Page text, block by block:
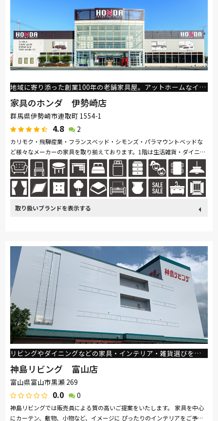
地域に寄り添った創業100年の老舗家具屋。アットホームなインテリア総合ショップです。
家具のホンダ 伊勢崎店
群馬県伊勢崎市連取町 1554-1
4.8 2
カリモク・飛騨産業・フランスベッド・シモンズ・パラマウントベッドな
ど様々なメーカーの家具を取り揃えております。1階は生活雑貨・ダイニン
グセット・食器棚・座椅子・オフィスチェア・デスク・カーテンなど。2
階...続きを読む
飛騨の家具 Sealy SIMMONS 浜本工芸 冨士ファニチア
ナガノインテリア 小島工芸 綾野製作所 ドリームベッド
Serta TEMPUR Stressless サンゲツ コイズミ
マルニ木工 ligne-roset PARAMOUNT BED
イバタインテリア 高野木工 大雪木工 シラカワ
MARUICHI NeoDesign 飛騨産業 日進木工
リビングやダイニングなどの家具・インテリア・雑貨選びをトータルにサポート
神島リビング 富山店
富山県富山市黒瀬 269
0.0 0
神島リビングでは販売員による質の高いご提案をいたします。 家具を中心
にカーテン、敷物、小物など、イメージに ぴったりのインテリアをご予算